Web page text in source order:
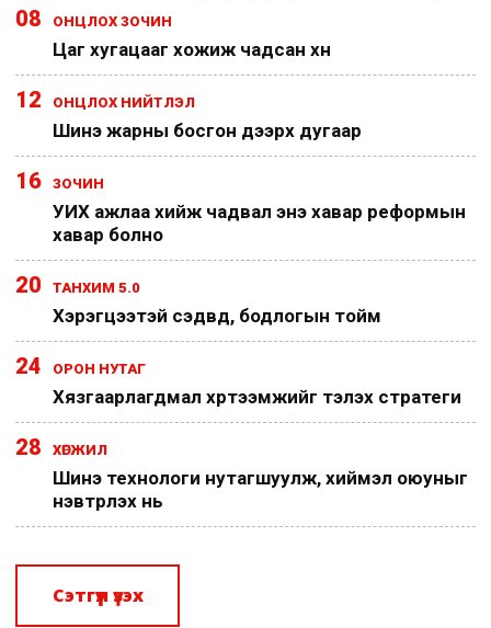
08 ОНЦЛОХ ЗОЧИН
Цаг хугацааг хожиж чадсан хүн
12 ОНЦЛОХ НИЙТЛЭЛ
Шинэ жарны босгон дээрх дугаар
16 ЗОЧИН
УИХ ажлаа хийж чадвал энэ хавар реформын
хавар болно
20 ТАНХИМ 5.0
Хэрэгцээтэй сэдвүүд, бодлогын тойм
24 ОРОН НУТАГ
Хязгаарлагдмал хүртээмжийг тэлэх стратеги
28 ХӨГЖИЛ
Шинэ технологи нутагшуулж, хиймэл оюуныг
нэвтрүүлэх нь
Сэтгүүл үзэх